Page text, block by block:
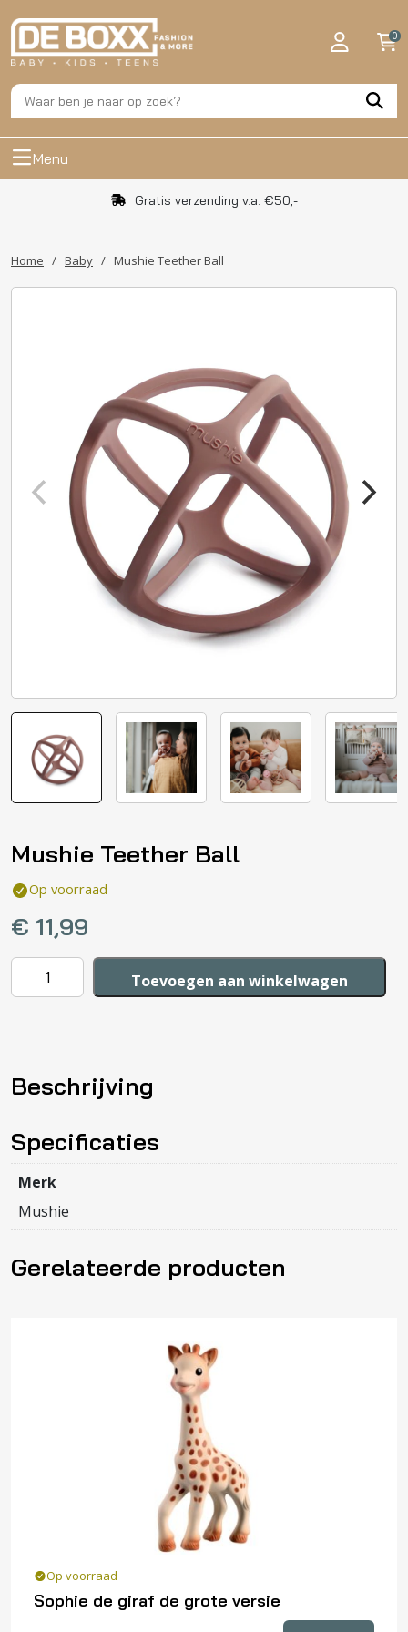
0
Menu
Gratis verzending v.a. €50,-
Home / Baby / Mushie Teether Ball
Mushie Teether Ball
Op voorraad
€ 11,99
Mushie
Teether
Toevoegen aan winkelwagen
Beschrijving
Specificaties
Merk
Mushie
Gerelateerde producten
Op voorraad
Sophie de giraf de grote versie